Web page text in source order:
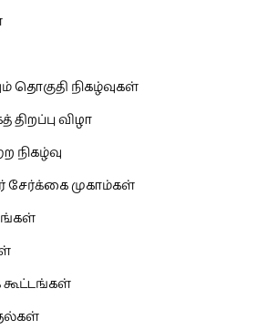
தொகுதி நிகழ்வுகள்
விழா
நிகழ்வு
சேர்க்கை முகாம்கள்
கூட்டங்கள்